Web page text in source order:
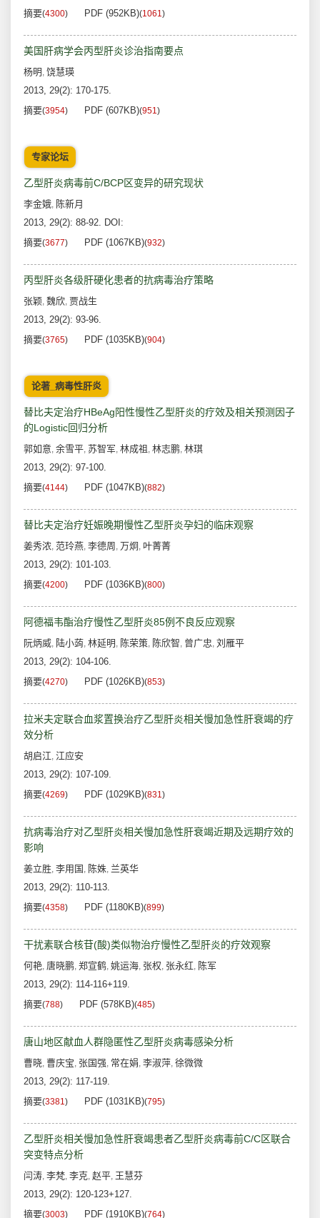
摘要(4300) PDF (952KB)(1061)
美国肝病学会丙型肝炎诊治指南要点
杨明 , 饶慧瑛
2013, 29(2): 170-175.
摘要(3954) PDF (607KB)(951)
专家论坛
乙型肝炎病毒前C/BCP区变异的研究现状
李金娥, 陈新月
2013, 29(2): 88-92. DOI:
摘要(3677) PDF (1067KB)(932)
丙型肝炎各级肝硬化患者的抗病毒治疗策略
张颖, 魏欣, 贾战生
2013, 29(2): 93-96.
摘要(3765) PDF (1035KB)(904)
论著_病毒性肝炎
替比夫定治疗HBeAg阳性慢性乙型肝炎的疗效及相关预测因子
的Logistic回归分析
郭如意, 余雪平, 苏智军, 林成祖 , 林志鹏, 林琪
2013, 29(2): 97-100.
摘要(4144) PDF (1047KB)(882)
替比夫定治疗妊娠晚期慢性乙型肝炎孕妇的临床观察
姜秀浓, 范玲燕, 李德周 , 万炯, 叶菁菁
2013, 29(2): 101-103.
摘要(4200) PDF (1036KB)(800)
阿德福韦酯治疗慢性乙型肝炎85例不良反应观察
阮炳威, 陆小蒟, 林延明 , 陈荣策, 陈欣智, 曾广忠, 刘雁平
2013, 29(2): 104-106.
摘要(4270) PDF (1026KB)(853)
拉米夫定联合血浆置换治疗乙型肝炎相关慢加急性肝衰竭的疗
效分析
胡启江, 江应安
2013, 29(2): 107-109.
摘要(4269) PDF (1029KB)(831)
抗病毒治疗对乙型肝炎相关慢加急性肝衰竭近期及远期疗效的
影响
姜立胜, 李用国 , 陈姝, 兰英华
2013, 29(2): 110-113.
摘要(4358) PDF (1180KB)(899)
干扰素联合核苷(酸)类似物治疗慢性乙型肝炎的疗效观察
何艳, 唐晓鹏, 郑宣鹤, 姚运海, 张权, 张永红, 陈军
2013, 29(2): 114-116+119.
摘要(788) PDF (578KB)(485)
唐山地区献血人群隐匿性乙型肝炎病毒感染分析
曹晓, 曹庆宝, 张国强, 常在娟, 李淑萍, 徐微微
2013, 29(2): 117-119.
摘要(3381) PDF (1031KB)(795)
乙型肝炎相关慢加急性肝衰竭患者乙型肝炎病毒前C/C区联合
突变特点分析
闫涛, 李梵, 李克, 赵平, 王慧芬
2013, 29(2): 120-123+127.
摘要(3003) PDF (1910KB)(764)